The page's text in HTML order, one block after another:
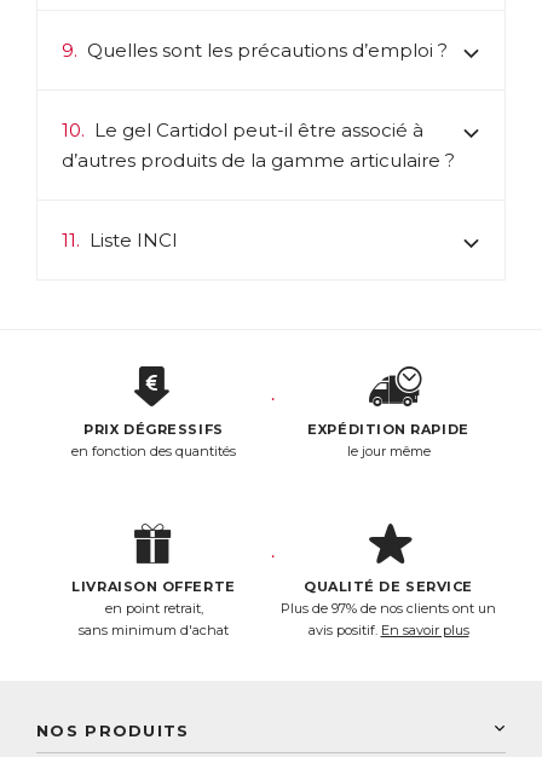
9. Quelles sont les précautions d’emploi ?
10. Le gel Cartidol peut-il être associé à
d’autres produits de la gamme articulaire ?
11. Liste INCI
PRIX DÉGRESSIFS
en fonction des quantités
EXPÉDITION RAPIDE
le jour même
LIVRAISON OFFERTE
en point retrait,
sans minimum d'achat
QUALITÉ DE SERVICE
Plus de 97% de nos clients ont un
avis positif. En savoir plus
NOS PRODUITS